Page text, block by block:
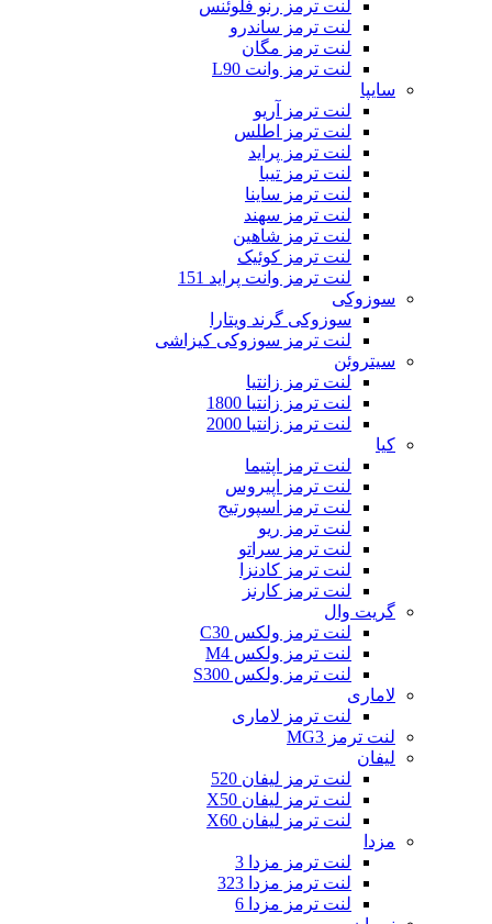
لنت ترمز رنو فلوئنس
لنت ترمز ساندرو
لنت ترمز مگان
لنت ترمز وانت L90
سایپا
لنت ترمز آریو
لنت ترمز اطلس
لنت ترمز پراید
لنت ترمز تیبا
لنت ترمز ساینا
لنت ترمز سهند
لنت ترمز شاهین
لنت ترمز کوئیک
لنت ترمز وانت پراید 151
سوزوکی
سوزوکی گرند ویتارا
لنت ترمز سوزوکی کیزاشی
سیتروئن
لنت ترمز زانتیا
لنت ترمز زانتیا 1800
لنت ترمز زانتیا 2000
کیا
لنت ترمز اپتیما
لنت ترمز اپیروس
لنت ترمز اسپورتیج
لنت ترمز ریو
لنت ترمز سراتو
لنت ترمز کادنزا
لنت ترمز کارنز
گریت وال
لنت ترمز ولکس C30
لنت ترمز ولکس M4
لنت ترمز ولکس S300
لاماری
لنت ترمز لاماری
لنت ترمز MG3
لیفان
لنت ترمز لیفان 520
لنت ترمز لیفان X50
لنت ترمز لیفان X60
مزدا
لنت ترمز مزدا 3
لنت ترمز مزدا 323
لنت ترمز مزدا 6